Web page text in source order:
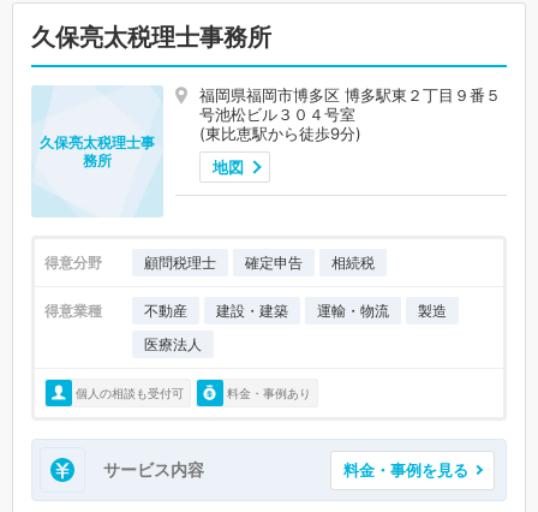
久保亮太税理士事務所
福岡県福岡市博多区 博多駅東２丁目９番５
号池松ビル３０４号室
(東比恵駅から徒歩9分)
地図
久保亮太税理士事
務所
得意分野 顧問税理士 確定申告 相続税
得意業種 不動産 建設・建築 運輸・物流
製造
医療法人
個人の相談も受付可 料金・事例あり
サービス内容 料金・事例を見る